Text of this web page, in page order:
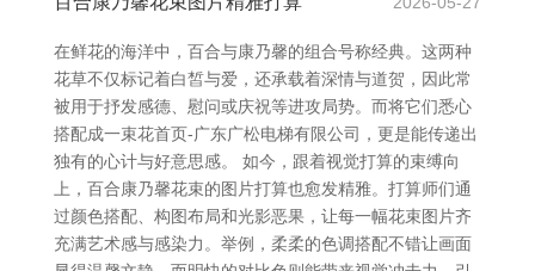
在鲜花的海洋中，百合与康乃馨的组合号称经典。这两种
花草不仅标记着白皙与爱，还承载着深情与道贺，因此常
被用于抒发感德、慰问或庆祝等进攻局势。而将它们悉心
搭配成一束花首页-广东广松电梯有限公司，更是能传递出
独有的心计与好意思感。 如今，跟着视觉打算的束缚向
上，百合康乃馨花束的图片打算也愈发精雅。打算师们通
过颜色搭配、构图布局和光影恶果，让每一幅花束图片齐
充满艺术感与感染力。举例，柔柔的色调搭配不错让画面